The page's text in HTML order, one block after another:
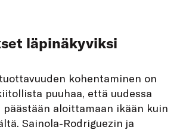
läpinäkyviksi
kohentaminen on
puuhaa, että uudessa
päästään aloittamaan ikään kuin
Sainola-Rodriguezin ja